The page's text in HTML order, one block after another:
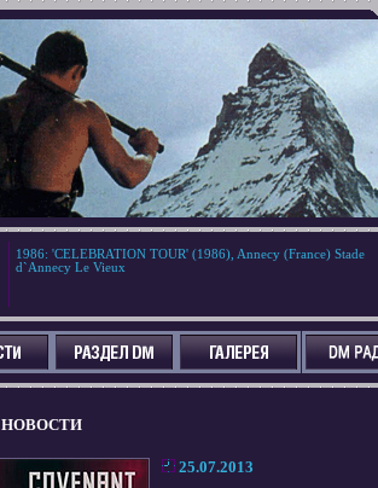
1986: 'CELEBRATION TOUR' (1986), Annecy (France) Stade
d`Annecy Le Vieux
НОВОСТИ
25.07.2013